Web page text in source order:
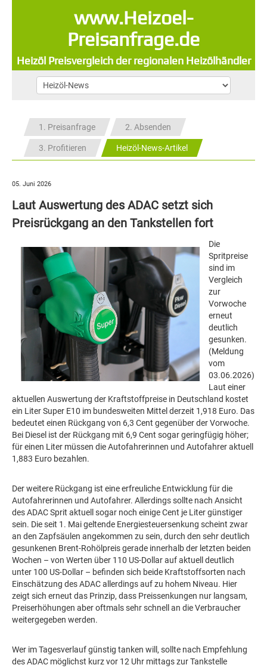
www.Heizoel-
Preisanfrage.de
Heizöl Preisvergleich der regionalen Heizölhändler
1. Preisanfrage 2. Absenden
3. Profitieren Heizöl-News-Artikel
05. Juni 2026
Laut Auswertung des ADAC setzt sich
Preisrückgang an den Tankstellen fort
Die
Spritpreise
sind im
Vergleich
zur
Vorwoche
erneut
deutlich
gesunken.
(Meldung
vom
03.06.2026)
Laut einer
aktuellen Auswertung der Kraftstoffpreise in Deutschland kostet
ein Liter Super E10 im bundesweiten Mittel derzeit 1,918 Euro. Das
bedeutet einen Rückgang von 6,3 Cent gegenüber der Vorwoche.
Bei Diesel ist der Rückgang mit 6,9 Cent sogar geringfügig höher;
für einen Liter müssen die Autofahrerinnen und Autofahrer aktuell
1,883 Euro bezahlen.
Der weitere Rückgang ist eine erfreuliche Entwicklung für die
Autofahrerinnen und Autofahrer. Allerdings sollte nach Ansicht
des ADAC Sprit aktuell sogar noch einige Cent je Liter günstiger
sein. Die seit 1. Mai geltende Energiesteuersenkung scheint zwar
an den Zapfsäulen angekommen zu sein, durch den sehr deutlich
gesunkenen Brent-Rohölpreis gerade innerhalb der letzten beiden
Wochen – von Werten über 110 US-Dollar auf aktuell deutlich
unter 100 US-Dollar – befinden sich beide Kraftstoffsorten nach
Einschätzung des ADAC allerdings auf zu hohem Niveau. Hier
zeigt sich erneut das Prinzip, dass Preissenkungen nur langsam,
Preiserhöhungen aber oftmals sehr schnell an die Verbraucher
weitergegeben werden.
Wer im Tagesverlauf günstig tanken will, sollte nach Empfehlung
des ADAC möglichst kurz vor 12 Uhr mittags zur Tankstelle